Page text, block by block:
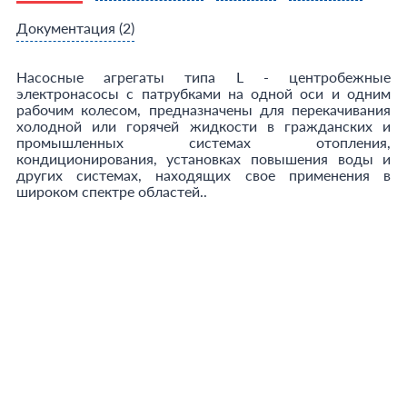
Документация (2)
Насосные агрегаты типа L - центробежные
электронасосы с патрубками на одной оси и одним
рабочим колесом, предназначены для перекачивания
холодной или горячей жидкости в гражданских и
промышленных системах отопления,
кондиционирования, установках повышения воды и
других системах, находящих свое применения в
широком спектре областей..